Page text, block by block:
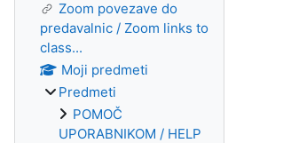
Zoom povezave do
predavalnic / Zoom links to
class...
Moji predmeti
Predmeti
POMOČ
UPORABNIKOM / HELP